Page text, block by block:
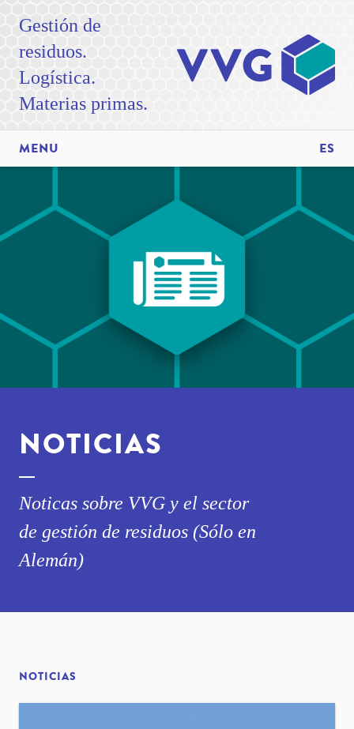
Gestión de
residuos.
Logística.
Materias primas.
MENU ES
NOTICIAS
Noticas sobre VVG y el sector
de gestión de residuos (Sólo en
Alemán)
NOTICIAS